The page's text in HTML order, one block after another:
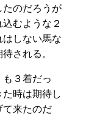
のだろうが
むような２
しない馬な
される。
３着だっ
時は期待し
来たのだ